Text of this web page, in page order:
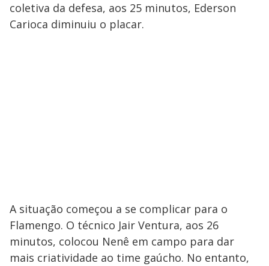
coletiva da defesa, aos 25 minutos, Ederson
Carioca diminuiu o placar.
A situação começou a se complicar para o
Flamengo. O técnico Jair Ventura, aos 26
minutos, colocou Nenê em campo para dar
mais criatividade ao time gaúcho. No entanto,